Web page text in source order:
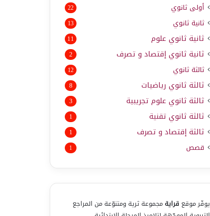
أولى ثانوي 22
ثانية ثانوي 13
ثانية ثانوي علوم 11
ثانية ثانوي إقتصاد و تصرف 2
ثالثة ثانوي 12
ثالثة ثانوي رياضيات 8
ثالثة ثانوي علوم تجريبية 3
ثالثة ثانوي تقنية 1
ثالثة إقتصاد و تصرف 1
قصص 1
يوفّر موقع قرايةمجموعة ثرية ومتنوّعة من المراجع